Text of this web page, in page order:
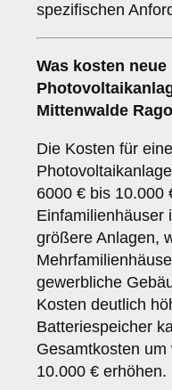
spezifischen
Was kosten neue
Mittenwalde
Die Kosten für eine
6000 € bis 10.000
Einfamilienhäuser
größere Anlagen,
gewerbliche
Kosten deutlich
Batteriespeicher
Gesamtkosten
10.000 € erhöhen.